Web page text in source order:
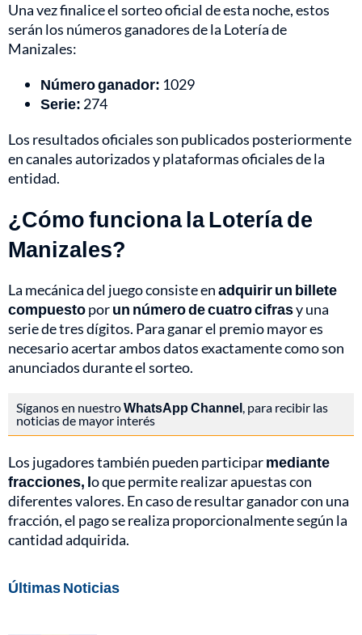
Una vez finalice el sorteo oficial de esta noche, estos
serán los números ganadores de la Lotería de
Manizales:
Número ganador: 1029
Serie: 274
Los resultados oficiales son publicados posteriormente
en canales autorizados y plataformas oficiales de la
entidad.
¿Cómo funciona la Lotería de
Manizales?
La mecánica del juego consiste enadquirir un billete
compuestoporun número de cuatro cifrasy una
serie de tres dígitos. Para ganar el premio mayor es
necesario acertar ambos datos exactamente como son
anunciados durante el sorteo.
Síganos en nuestroWhatsApp Channel, para recibir las
noticias de mayor interés
Los jugadores también pueden participarmediante
fracciones, lo que permite realizar apuestas con
diferentes valores. En caso de resultar ganador con una
fracción, el pago se realiza proporcionalmente según la
cantidad adquirida.
Últimas Noticias